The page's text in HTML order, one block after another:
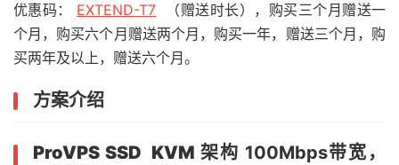
优惠码： EXTEND-T7 （赠送时长），购买三个月赠送一
个月，购买六个月赠送两个月，购买一年，赠送三个月，购
买两年及以上，赠送六个月。
方案介绍
ProVPS SSD KVM 架构 100Mbps带宽，